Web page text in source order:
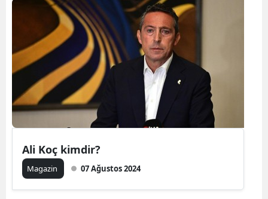
Ali Koç kimdir?
Magazin 07 Ağustos 2024